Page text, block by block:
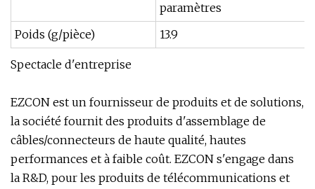
paramètres
Poids (g/pièce)
13.9
Spectacle d'entreprise
EZCON est un fournisseur de produits et de solutions,
la société fournit des produits d'assemblage de
câbles/connecteurs de haute qualité, hautes
performances et à faible coût. EZCON s'engage dans
la R&D, pour les produits de télécommunications et